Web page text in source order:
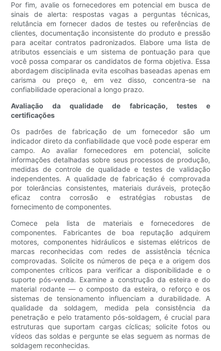
Por fim, avalie os fornecedores em potencial em busca de
sinais de alerta: respostas vagas a perguntas técnicas,
relutância em fornecer dados de testes ou referências de
clientes, documentação inconsistente do produto e pressão
para aceitar contratos padronizados. Elabore uma lista de
atributos essenciais e um sistema de pontuação para que
você possa comparar os candidatos de forma objetiva. Essa
abordagem disciplinada evita escolhas baseadas apenas em
carisma ou preço e, em vez disso, concentra-se na
confiabilidade operacional a longo prazo.
Avaliação da qualidade de fabricação, testes e
certificações
Os padrões de fabricação de um fornecedor são um
indicador direto da confiabilidade que você pode esperar em
campo. Ao avaliar fornecedores em potencial, solicite
informações detalhadas sobre seus processos de produção,
medidas de controle de qualidade e testes de validação
independentes. A qualidade de fabricação é comprovada
por tolerâncias consistentes, materiais duráveis, proteção
eficaz contra corrosão e estratégias robustas de
fornecimento de componentes.
Comece pela lista de materiais e fornecedores de
componentes. Fabricantes de boa reputação adquirem
motores, componentes hidráulicos e sistemas elétricos de
marcas reconhecidas com redes de assistência técnica
comprovadas. Solicite os números de peça e a origem dos
componentes críticos para verificar a disponibilidade e o
suporte pós-venda. Examine a construção da esteira e do
material rodante — o composto da esteira, o reforço e os
sistemas de tensionamento influenciam a durabilidade. A
qualidade da soldagem, medida pela consistência da
penetração e pelo tratamento pós-soldagem, é crucial para
estruturas que suportam cargas cíclicas; solicite fotos ou
vídeos das soldas e pergunte se elas seguem as normas de
soldagem reconhecidas.